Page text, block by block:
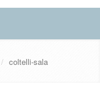
/ coltelli-sala